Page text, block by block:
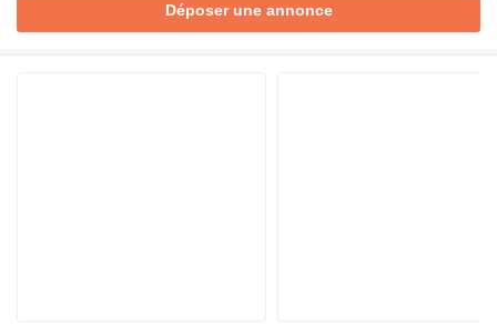
Déposer une annonce